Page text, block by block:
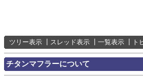
ツリー表示 スレッド表示 一覧表示 ト
チタンマフラーについて